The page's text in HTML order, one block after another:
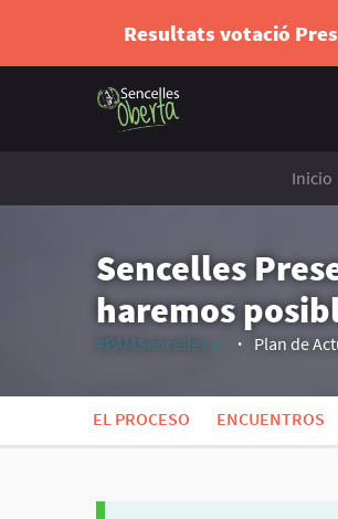
Resultats votació
Inicio
Sencelles
haremos
#PAMSencelles
Plan de
EL PROCESO ENCUENTROS